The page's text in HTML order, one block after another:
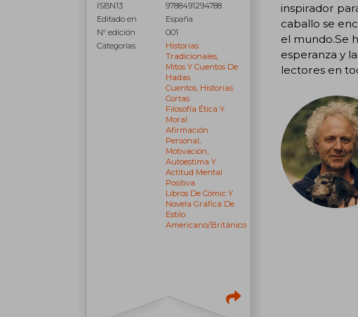
ISBN13
9788491294788
Editado en
España
N° edición
001
Categorías
Historias
Tradicionales,
Mitos Y Cuentos De
Hadas
Cuentos, Historias
Cortas
Filosofía Ética Y
Moral
Afirmación
Personal,
Motivación,
Autoestima Y
Actitud Mental
Positiva
Libros De Cómic Y
Novela Gráfica De
Estilo
Americano/británico
inspirador
caballo se
el mundo.Se
esperanza y
lectores en